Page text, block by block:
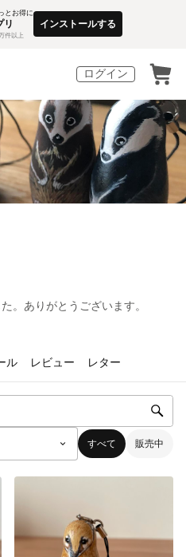
とお得に
リ
件以上
インストールする
ログイン
。ありがとうございます。
ル レビュー レター
すべて 販売中